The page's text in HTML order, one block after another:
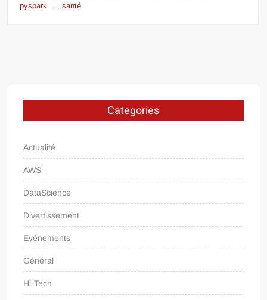
pyspark
santé
Categories
Actualité
AWS
DataScience
Divertissement
Evénements
Général
Hi-Tech